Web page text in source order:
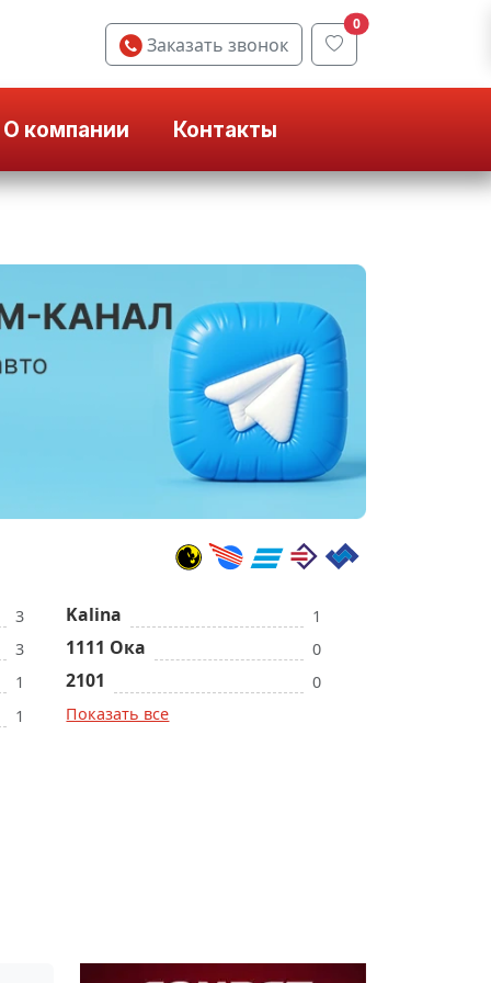
Заказать звонок
0
О компании Контакты
3
3
1
1
Kalina 1
1111 Ока 0
2101
0
Показать все